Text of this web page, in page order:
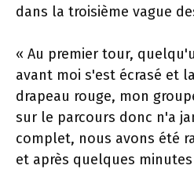
dans la troisième vague
« Au premier tour,
avant moi s'est écrasé et
drapeau rouge, mon
sur le parcours donc n'a
complet, nous avons été
et après quelques